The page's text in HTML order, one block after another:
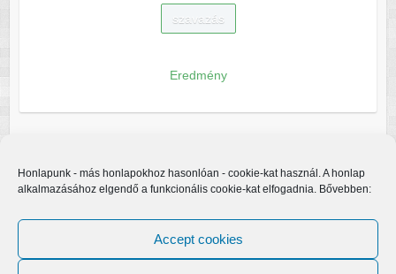
Honlapunk - más honlapokhoz hasonlóan - cookie-kat használ. A honlap
alkalmazásához elgendő a funkcionális cookie-kat elfogadnia. Bővebben:
Accept cookies
Eredmény